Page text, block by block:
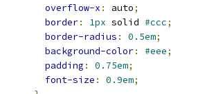
overflow-x : auto;
border: 1px solid #ccc;
border-radius : 0.5em;
background-color: #eee;
padding : 0.75em;
font-size : 0.9em;